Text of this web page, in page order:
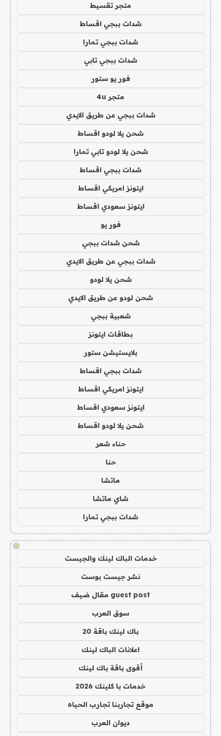
متجر تقسيط
شدات ببجي اقساط
شدات ببجي تمارا
شدات ببجي تابي
فور يو ستور
متجر 4u
شدات ببجي عن طريق الايدي
شحن يلا لودو اقساط
شحن يلا لودو تابي تمارا
شدات ببجي اقساط
ايتونز امريكي اقساط
ايتونز سعودي اقساط
فور يو
شحن شدات ببجي
شدات ببجي عن طريق الايدي
شحن يلا لودو
شحن لودو عن طريق الايدي
شعبية ببجي
بطاقات ايتونز
بلايستيشن ستور
شدات ببجي اقساط
ايتونز امريكي اقساط
ايتونز سعودي اقساط
شحن يلا لودو اقساط
حناء شعر
حنا
ماتشا
شاي ماتشا
شدات ببجي تمارا
!
خدمات الباك لينك والجيست
نشر جيست بوست
guest post مقال ضيف
سوق العرب
باك لينك باقة 20
اعلانات الباك لينك
أقوى باقة باك لينك
خدمات با كلينك 2026
موقع تجاربنا تجارب الحياه
ديوان العرب